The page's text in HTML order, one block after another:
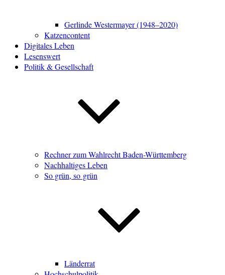
Gerlinde Westermayer (1948–2020)
Katzencontent
Digitales Leben
Lesenswert
Politik & Gesellschaft
Rechner zum Wahlrecht Baden-Württemberg
Nachhaltiges Leben
So grün, so grün
Länderrat